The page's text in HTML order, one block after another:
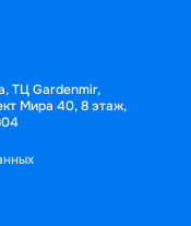
ТЦ Gardenmir,
Мира 40, 8 этаж,